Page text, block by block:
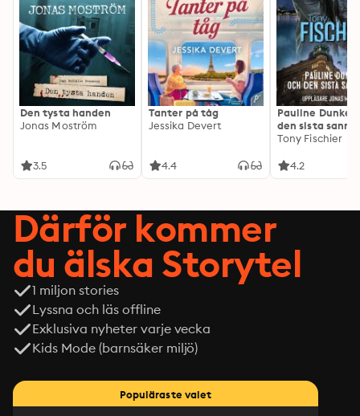
Den tysta handen
Jonas Moström
3.5
Tanter på tåg
Jessika Devert
4.4
Pauline Dunker
den sista
Tony Fischier
4.2
Därför kommer
du älska Storytel
1 miljon stories
Lyssna och läs offline
Exklusiva nyheter varje vecka
Kids Mode (barnsäker miljö)
Populäraste valet